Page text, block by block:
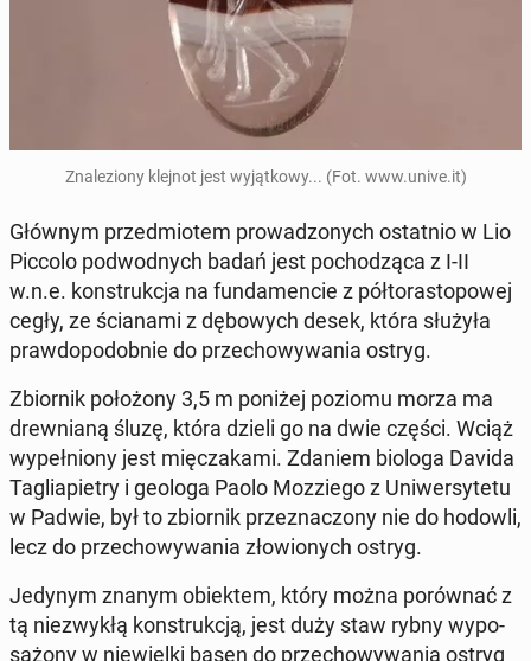
Zna­le­zio­ny klejnot jest wy­jąt­ko­wy... (Fot. www.unive.it)
Głównym przed­mio­tem pro­wa­dzo­nych ostat­nio w Lio
Piccolo pod­wod­nych badań jest po­cho­dzą­ca z I-II
w.n.e. kon­struk­cja na fun­da­men­cie z pół­to­ra­sto­po­wej
cegły, ze ścia­na­mi z dę­bo­wych desek, która służyła
praw­do­po­dob­nie do prze­cho­wy­wa­nia ostryg.
Zbior­nik po­ło­żo­ny 3,5 m poniżej poziomu morza ma
drew­nia­ną śluzę, która dzieli go na dwie części. Wciąż
wy­peł­nio­ny jest mię­cza­ka­mi. Zdaniem biologa Davida
Ta­glia­pie­try i geologa Paolo Moz­zie­go z Uni­wer­sy­te­tu
w Padwie, był to zbior­nik prze­zna­czo­ny nie do hodowli,
lecz do prze­cho­wy­wa­nia zło­wio­nych ostryg.
Jedynym znanym obiek­tem, który można po­rów­nać z
tą nie­zwy­kłą kon­struk­cją, jest duży staw rybny wy­po­
sa­żo­ny w nie­wiel­ki basen do prze­cho­wy­wa­nia ostryg